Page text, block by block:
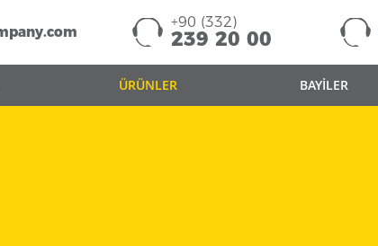
+90 (332)
239 20 00
ÜRÜNLER BAYİLER